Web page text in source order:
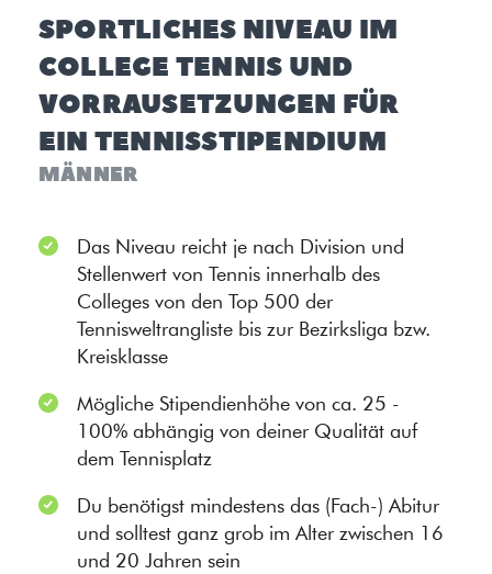
SPORTLICHES NIVEAU IM
COLLEGE TENNIS UND
VORRAUSETZUNGEN FÜR
EIN TENNISSTIPENDIUM
MÄNNER
Das Niveau reicht je nach Division und
Stellenwert von Tennis innerhalb des
Colleges von den Top 500 der
Tennisweltrangliste bis zur Bezirksliga bzw.
Kreisklasse
Mögliche Stipendienhöhe von ca. 25 -
100% abhängig von deiner Qualität auf
dem Tennisplatz
Du benötigst mindestens das (Fach-) Abitur
und solltest ganz grob im Alter zwischen 16
und 20 Jahren sein